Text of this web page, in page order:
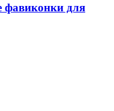
фавиконки для